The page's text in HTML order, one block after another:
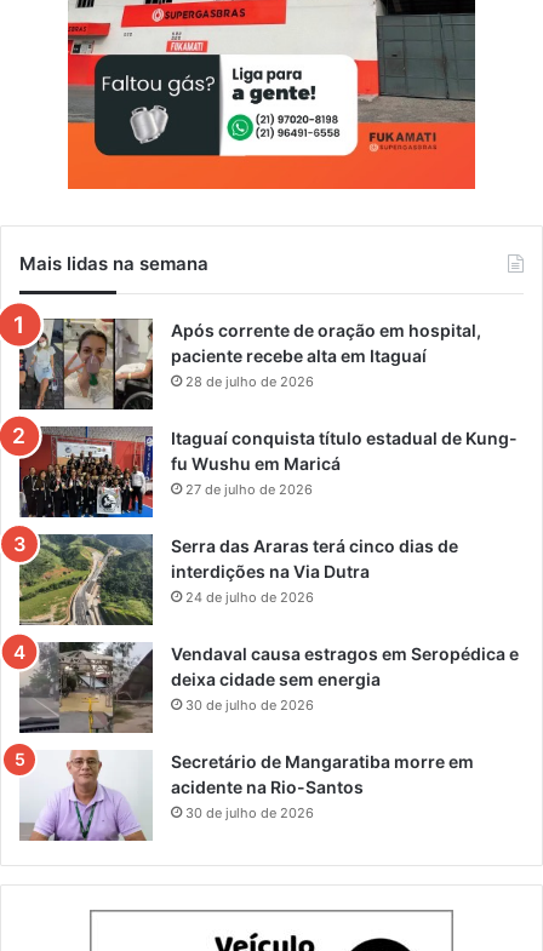
Mais lidas na semana
Após corrente de oração em hospital,
paciente recebe alta em Itaguaí
28 de julho de 2026
Itaguaí conquista título estadual de Kung-
fu Wushu em Maricá
27 de julho de 2026
Serra das Araras terá cinco dias de
interdições na Via Dutra
24 de julho de 2026
Vendaval causa estragos em Seropédica e
deixa cidade sem energia
30 de julho de 2026
Secretário de Mangaratiba morre em
acidente na Rio-Santos
30 de julho de 2026